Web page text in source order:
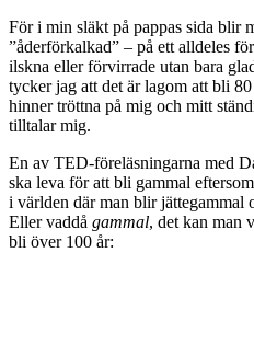
För i min släkt på pappas sida blir
”åderförkalkad” – på ett alldeles
ilskna eller förvirrade utan bara
tycker jag att det är lagom att bli
hinner tröttna på mig och mitt
tilltalar mig.
En av TED-föreläsningarna med
ska leva för att bli gammal
i världen där man blir jättegammal
Eller vaddå gammal, det kan man
bli över 100 år: